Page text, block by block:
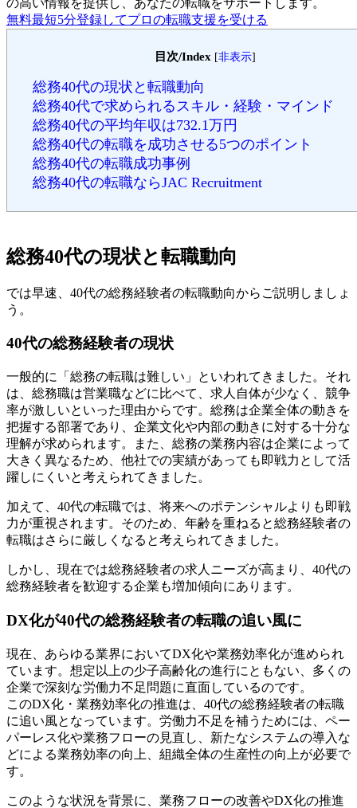
無料最短5分登録してプロの転職支援を受ける
目次/Index [非表示]
総務40代の現状と転職動向
総務40代で求められるスキル・経験・マインド
総務40代の平均年収は732.1万円
総務40代の転職を成功させる5つのポイント
総務40代の転職成功事例
総務40代の転職ならJAC Recruitment
総務40代の現状と転職動向
では早速、40代の総務経験者の転職動向からご説明しましょ
う。
40代の総務経験者の現状
一般的に「総務の転職は難しい」といわれてきました。それ
は、総務職は営業職などに比べて、求人自体が少なく、競争
率が激しいといった理由からです。総務は企業全体の動きを
把握する部署であり、企業文化や内部の動きに対する十分な
理解が求められます。また、総務の業務内容は企業によって
大きく異なるため、他社での実績があっても即戦力として活
躍しにくいと考えられてきました。
加えて、40代の転職では、将来へのポテンシャルよりも即戦
力が重視されます。そのため、年齢を重ねると総務経験者の
転職はさらに厳しくなると考えられてきました。
しかし、現在では総務経験者の求人ニーズが高まり、40代の
総務経験者を歓迎する企業も増加傾向にあります。
DX化が40代の総務経験者の転職の追い風に
現在、あらゆる業界においてDX化や業務効率化が進められ
ています。想定以上の少子高齢化の進行にともない、多くの
企業で深刻な労働力不足問題に直面しているのです。
このDX化・業務効率化の推進は、40代の総務経験者の転職
に追い風となっています。労働力不足を補うためには、ペー
パーレス化や業務フローの見直し、新たなシステムの導入な
どによる業務効率の向上、組織全体の生産性の向上が必要で
す。
このような状況を背景に、業務フローの改善やDX化の推進